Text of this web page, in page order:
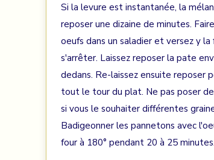
Si la levure est instantanée, la
reposer une dizaine de minutes.
oeufs dans un saladier et versez y
s'arrêter. Laissez reposer la pate
dedans. Re-laissez ensuite reposer
tout le tour du plat. Ne pas poser
si vous le souhaiter différentes
Badigeonner les pannetons avec
four à 180° pendant 20 à 25